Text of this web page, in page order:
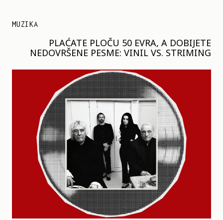
MUZIKA
PLAĆATE PLOČU 50 EVRA, A DOBIJETE
NEDOVRŠENE PESME: VINIL VS. STRIMING